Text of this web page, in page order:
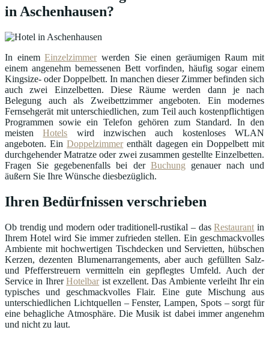
in Aschenhausen?
In einemEinzelzimmerwerden Sie einen geräumigen Raum mit
einem angenehm bemessenen Bett vorfinden, häufig sogar einem
Kingsize- oder Doppelbett. In manchen dieser Zimmer befinden sich
auch zwei Einzelbetten. Diese Räume werden dann je nach
Belegung auch als Zweibettzimmer angeboten. Ein modernes
Fernsehgerät mit unterschiedlichen, zum Teil auch kostenpflichtigen
Programmen sowie ein Telefon gehören zum Standard. In den
meistenHotels wird inzwischen auch kostenloses WLAN
angeboten. EinDoppelzimmerenthält dagegen ein Doppelbett mit
durchgehender Matratze oder zwei zusammen gestellte Einzelbetten.
Fragen Sie gegebenenfalls bei der Buchung genauer nach und
äußern Sie Ihre Wünsche diesbezüglich.
Ihren Bedürfnissen verschrieben
Ob trendig und modern oder traditionell-rustikal – dasRestaurant in
Ihrem Hotel wird Sie immer zufrieden stellen. Ein geschmackvolles
Ambiente mit hochwertigen Tischdecken und Servietten, hübschen
Kerzen, dezenten Blumenarrangements, aber auch gefüllten Salz-
und Pfefferstreuern vermitteln ein gepflegtes Umfeld. Auch der
Service in IhrerHotelbarist exzellent. Das Ambiente verleiht Ihr ein
typisches und geschmackvolles Flair. Eine gute Mischung aus
unterschiedlichen Lichtquellen – Fenster, Lampen, Spots – sorgt für
eine behagliche Atmosphäre. Die Musik ist dabei immer angenehm
und nicht zu laut.